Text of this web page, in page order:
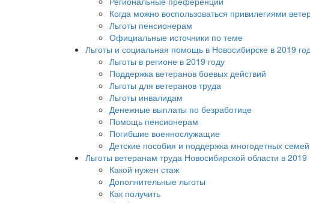
Когда можно воспользоваться привилегиями
Льготы пенсионерам
Официальные источники по теме
Льготы и социальная помощь в Новосибирске в 2019
Льготы в регионе в 2019 году
Поддержка ветеранов боевых действий
Льготы для ветеранов труда
Льготы инвалидам
Денежные выплаты по безработице
Помощь пенсионерам
Погибшие военнослужащие
Детские пособия и поддержка многодетных семей
Льготы ветеранам труда Новосибирской области в
Какой нужен стаж
Дополнительные льготы
Как получить